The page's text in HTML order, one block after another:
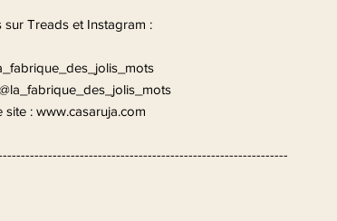
sur Treads et Instagram :
site : www.casaruja.com